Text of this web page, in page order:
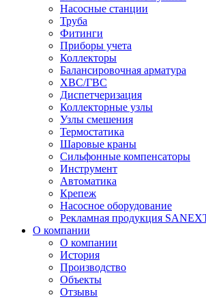
Насосные станции
Труба
Фитинги
Приборы учета
Коллекторы
Балансировочная арматура
ХВС/ГВС
Диспетчеризация
Коллекторные узлы
Узлы смешения
Термостатика
Шаровые краны
Сильфонные компенсаторы
Инструмент
Автоматика
Крепеж
Насосное оборудование
Рекламная продукция
О компании
О компании
История
Производство
Объекты
Отзывы